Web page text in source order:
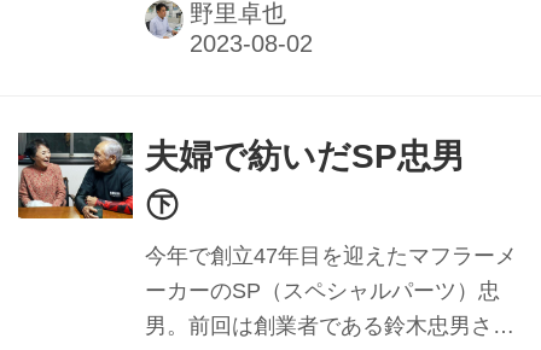
開催される人気のツアーとなってい
る。それを企画したのが、モトツアー
タッフの体験がきっかけでツアーを生
み出したという。そのきっかけとは。
野里卓也
夫婦で紡いだSP忠男
㊦
今年で創立47年目を迎えたマフラーメ
ーカーのSP（スペシャルパーツ）忠
男。前回は創業者である鈴木忠男さん